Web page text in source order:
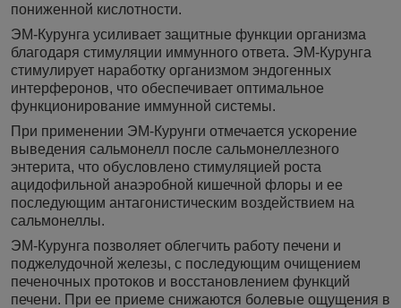
пониженной кислотности.
ЭМ-Курунга усиливает защитные функции организма
благодаря стимуляции иммунного ответа. ЭМ-Курунга
стимулирует наработку организмом эндогенных
интерферонов, что обеспечивает оптимальное
функционирование иммунной системы.
При применении ЭМ-Курунги отмечается ускорение
выведения сальмонелл после сальмонеллезного
энтерита, что обусловлено стимуляцией роста
ацидофильной анаэробной кишечной флоры и ее
последующим антагонистическим воздействием на
сальмонеллы.
ЭМ-Курунга позволяет облегчить работу печени и
поджелудочной железы, с последующим очищением
печеночных протоков и восстановлением функций
печени. При ее приеме снижаются болевые ощущения в